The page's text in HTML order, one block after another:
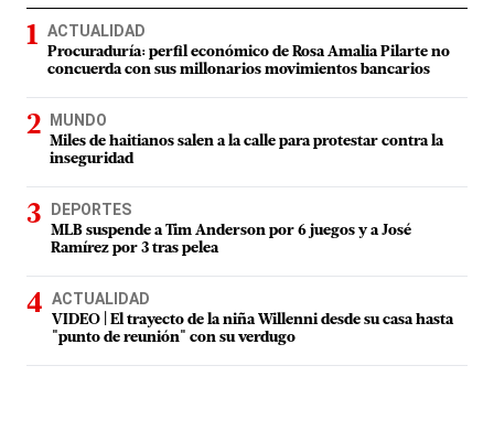
ACTUALIDAD
Procuraduría: perfil económico de Rosa Amalia Pilarte no
concuerda con sus millonarios movimientos bancarios
MUNDO
Miles de haitianos salen a la calle para protestar contra la
inseguridad
DEPORTES
MLB suspende a Tim Anderson por 6 juegos y a José
Ramírez por 3 tras pelea
ACTUALIDAD
VIDEO | El trayecto de la niña Willenni desde su casa hasta
"punto de reunión" con su verdugo